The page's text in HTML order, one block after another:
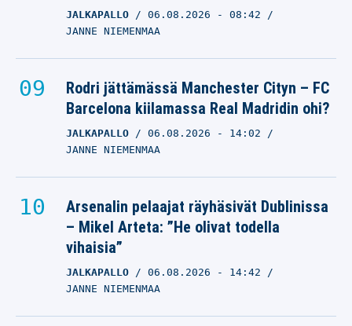
JALKAPALLO 06.08.2026 - 08:42
JANNE NIEMENMAA
Rodri jättämässä Manchester Cityn – FC
Barcelona kiilamassa Real Madridin ohi?
JALKAPALLO 06.08.2026 - 14:02
JANNE NIEMENMAA
Arsenalin pelaajat räyhäsivät Dublinissa
– Mikel Arteta: ”He olivat todella
vihaisia”
JALKAPALLO 06.08.2026 - 14:42
JANNE NIEMENMAA